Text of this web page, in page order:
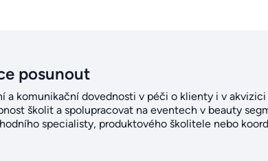
posunout
komunikační dovednosti v péči o klienty i v
školit a spolupracovat na eventech v beauty
specialisty, produktového školitele nebo